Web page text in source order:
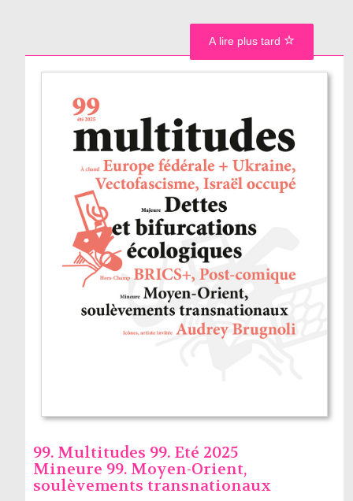
99. Multitudes 99. Eté 2025
Mineure 99. Moyen-Orient,
soulèvements transnationaux
A lire plus tard